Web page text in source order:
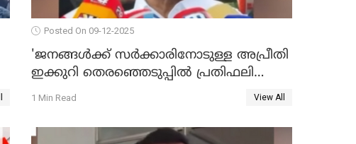
Posted On 09-12-2025
'ജനങ്ങള്‍ക്ക് സര്‍ക്കാരിനോടുള്ള അപ്രീതി
ഇക്കുറി തെരഞ്ഞെടുപ്പില്‍ പ്രതിഫലിക്കും';
കെ.സി വേണുഗോപാല്‍ WATCH VIDEO
1 Min Read View All